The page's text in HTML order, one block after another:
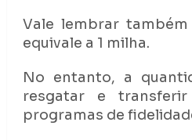
Vale lembrar
equivale a 1 milha.
No entanto, a
resgatar e
programas de